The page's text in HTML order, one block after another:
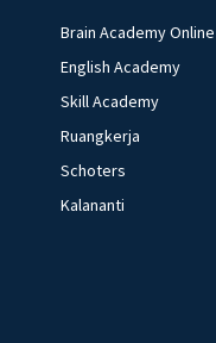
Brain Academy Online
English Academy
Skill Academy
Ruangkerja
Schoters
Kalananti